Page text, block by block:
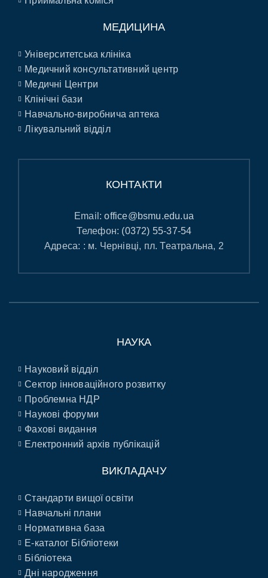
МЕДИЦИНА
Університетська клініка
Медичний консультативний центр
Медичні Центри
Клінічні бази
Навчально-виробнича аптека
Лікувальний відділ
КОНТАКТИ
Email:office@bsmu.edu.ua
Телефон: (0372) 55-37-54
Адреса: : м. Чернівці, пл. Театральна, 2
НАУКА
Науковий відділ
Сектор інноваційного розвитку
Проблемна НДР
Наукові форуми
Фахові видання
Електронний архів публікацій
ВИКЛАДАЧУ
Стандарти вищої освіти
Навчальні плани
Нормативна база
E-каталог Бібліотеки
Бібліотека
Дні народження